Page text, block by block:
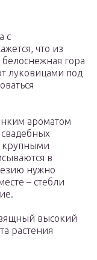
с
что из
гора
луковицами под
ароматом
крупными
в
нужно
– стебли
высокий
растения